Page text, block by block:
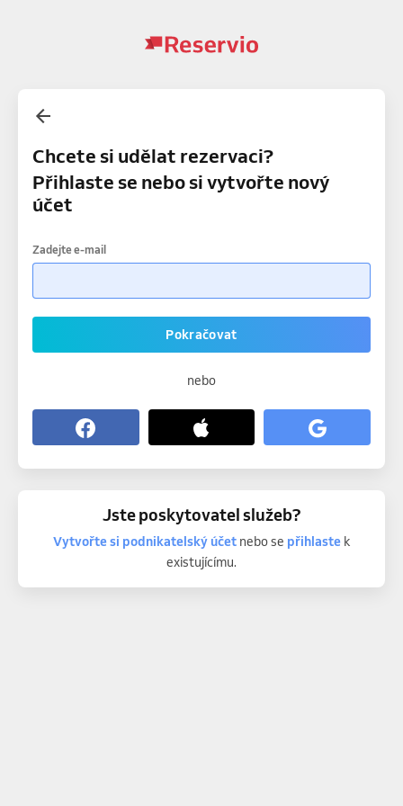
Chcete si udělat rezervaci?
Přihlaste se nebo si vytvořte nový
účet
Zadejte e-mail
Pokračovat
nebo
Jste poskytovatel služeb?
Vytvořte si podnikatelský účetnebo se přihlastek
existujícímu.